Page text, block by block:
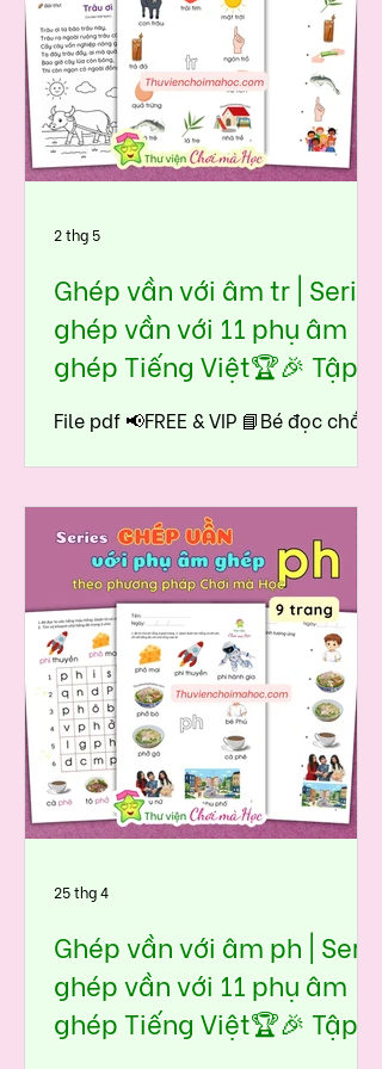
Ghép vần với âm tr | Seri
ghép vần với 11 phụ âm
ghép Tiếng Việt🏆🎉 Tập
đọc tiền tiểu học - lớp 1
File pdf 📢FREE & VIP 📘Bé đọc chắc
dàng và nhanh chóng tiếng có âm
tr trong thơ truyện thực tế 🤩 Trong
giai đoạn tập đọc, nhiều bé rất dễ
nhầm giữa tr và ch. Phát âm 2 âm
này khá giống nhau (nhất là các bé
nói tiếng miền Nam), nên nếu
không luyện đúng cách ngay từ
đầu, bé sẽ đọc sai kéo dài. Bộ học
liệu Ghép vần với âm tr trong seri 11
phụ âm ghép tiếng việt được thiết
kế theo hướng đưa âm vào tình
huống quen thuộc, giúp bé:👉 nhìn
hình – nhậ
2 thg 5
Ghép vần với âm ph | Seri
ghép vần với 11 phụ âm
ghép Tiếng Việt🏆🎉 Tập
25 thg 4